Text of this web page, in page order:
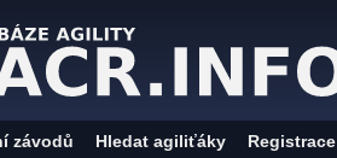
závodů Hledat agiliťáky Registrace